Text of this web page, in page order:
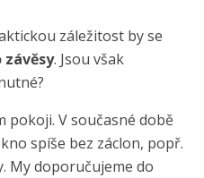
záležitost by se
závěsy. Jsou však
pokoji. V současné době
spíše bez záclon, popř.
My doporučujeme do